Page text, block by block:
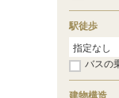
駅徒歩
バスの
建物構造